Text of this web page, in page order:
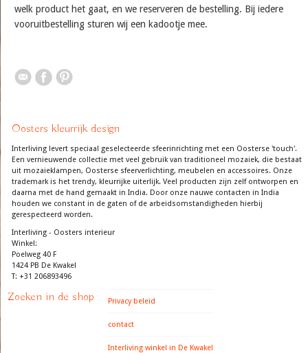
welk product het gaat, en we reserveren de bestelling. Bij iedere
vooruitbestelling sturen wij een kadootje mee.
Oosters kleurrijk design
Interliving levert speciaal geselecteerde sfeerinrichting met een Oosterse 'touch'.
Een vernieuwende collectie met veel gebruik van traditioneel mozaiek, die bestaat
uit mozaieklampen, Oosterse sfeerverlichting, meubelen en accessoires. Onze
trademark is het trendy, kleurrijke uiterlijk. Veel producten zijn zelf ontworpen en
daarna met de hand gemaakt in India. Door onze nauwe contacten in India
houden we constant in de gaten of de arbeidsomstandigheden hierbij
gerespecteerd worden.
Interliving - Oosters interieur
Winkel:
Poelweg 40 F
1424 PB De Kwakel
T: +31 206893496
Zoeken in de shop Privacy beleid
contact
Interliving winkel in De Kwakel